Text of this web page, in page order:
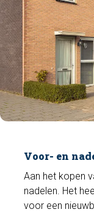
Voor- en
Aan het kopen
nadelen. Het
voor een